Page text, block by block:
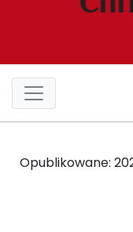
Opublikowane: